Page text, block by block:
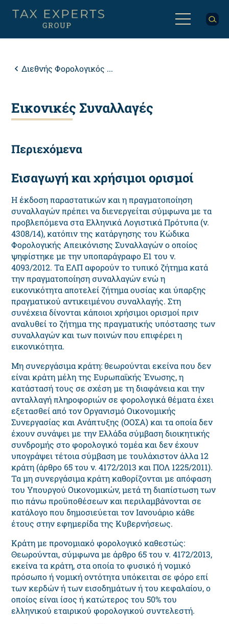
προς
κυρίως
Breadcrumb
Διεθνής Φορολογικός ...
Εικονικές Συναλλαγές
Εισαγωγή και χρήσιμοι ορισμοί
Η έκδοση παραστατικών και η πραγματοποίηση
συναλλαγών πρέπει να διενεργείται σύμφωνα με τα
προβλεπόμενα στα Ελληνικά Λογιστικά Πρότυπα (ν.
4308/14), κατόπιν της κατάργησης του Κώδικα
Φορολογικής Απεικόνισης Συναλλαγών ο οποίος
ψηφίστηκε με την υποπαράγραφο Ε1 του ν.
4093/2012. Τα ΕΛΠ αφορούν το τυπικό ζήτημα κατά
την πραγματοποίηση συναλλαγών ενώ η
εικονικότητα αποτελεί ζήτημα ουσίας και ύπαρξης
πραγματικού αντικειμένου συναλλαγής. Στη
συνέχεια δίνονται κάποιοι χρήσιμοι ορισμοί πριν
αναλυθεί το ζήτημα της πραγματικής υπόστασης των
συναλλαγών και των ποινών που επιφέρει η
εικονικότητα.
Μη συνεργάσιμα κράτη: θεωρούνται εκείνα που δεν
είναι κράτη μέλη της Ευρωπαϊκής Ένωσης, η
κατάστασή τους σε σχέση με τη διαφάνεια και την
ανταλλαγή πληροφοριών σε φορολογικά θέματα έχει
εξετασθεί από τον Οργανισμό Οικονομικής
Συνεργασίας και Ανάπτυξης (ΟΟΣΑ) και τα οποία δεν
έχουν συνάψει με την Ελλάδα σύμβαση διοικητικής
συνδρομής στο φορολογικό τομέα και δεν έχουν
υπογράψει τέτοια σύμβαση με τουλάχιστον άλλα 12
κράτη (άρθρο 65 του ν. 4172/2013 και ΠΟΛ 1225/2011).
Τα μη συνεργάσιμα κράτη καθορίζονται με απόφαση
του Υπουργού Οικονομικών, μετά τη διαπίστωση των
πιο πάνω προϋποθέσεων και περιλαμβάνονται σε
κατάλογο που δημοσιεύεται τον Ιανουάριο κάθε
έτους στην εφημερίδα της Κυβερνήσεως.
Κράτη με προνομιακό φορολογικό καθεστώς:
Θεωρούνται, σύμφωνα με άρθρο 65 του ν. 4172/2013,
εκείνα τα κράτη, στα οποία το φυσικό ή νομικό
πρόσωπο ή νομική οντότητα υπόκειται σε φόρο επί
των κερδών ή των εισοδημάτων ή του κεφαλαίου, ο
οποίος είναι ίσος ή κατώτερος του 50% του
ελληνικού εταιρικού φορολογικού συντελεστή.
Περιεχόμενα